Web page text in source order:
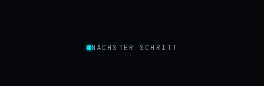
NÄCHSTER SCHRITT